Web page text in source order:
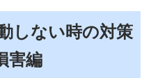
しない時の対策
害編